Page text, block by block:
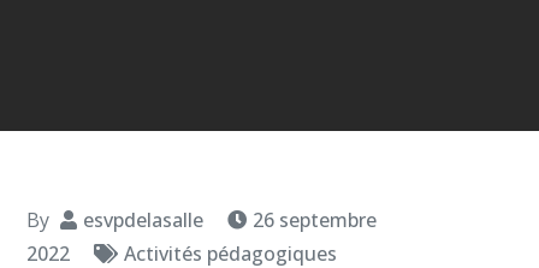
By esvpdelasalle
26 septembre
2022
Activités pédagogiques